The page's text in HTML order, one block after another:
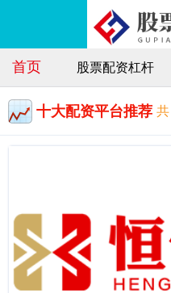
首页 股票配资杠杆
十大配资平台推荐 共